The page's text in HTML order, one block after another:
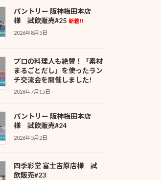
パントリー 阪神梅田本店
様 試飲販売#25 新着!!
2026年8月5日
プロの料理人も絶賛！「素材
まるごとだし」を使ったラン
チ交流会を開催しました!
2026年7月15日
パントリー 阪神梅田本店
様 試飲販売#24
2026年5月2日
四季彩堂 富士吉原店様 試
飲販売#23